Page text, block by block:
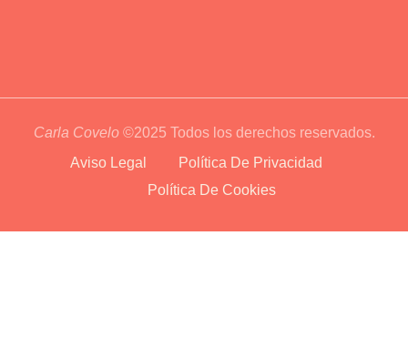
Carla Covelo©2025 Todos los derechos reservados.
Aviso Legal
Política De Privacidad
Política De Cookies